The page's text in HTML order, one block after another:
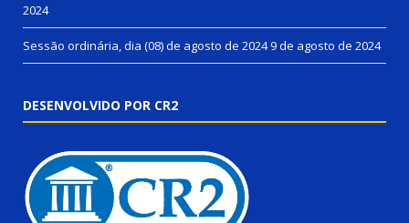
2024
Sessão ordinária, dia (08) de agosto de 20249 de agosto de 2024
DESENVOLVIDO POR CR2